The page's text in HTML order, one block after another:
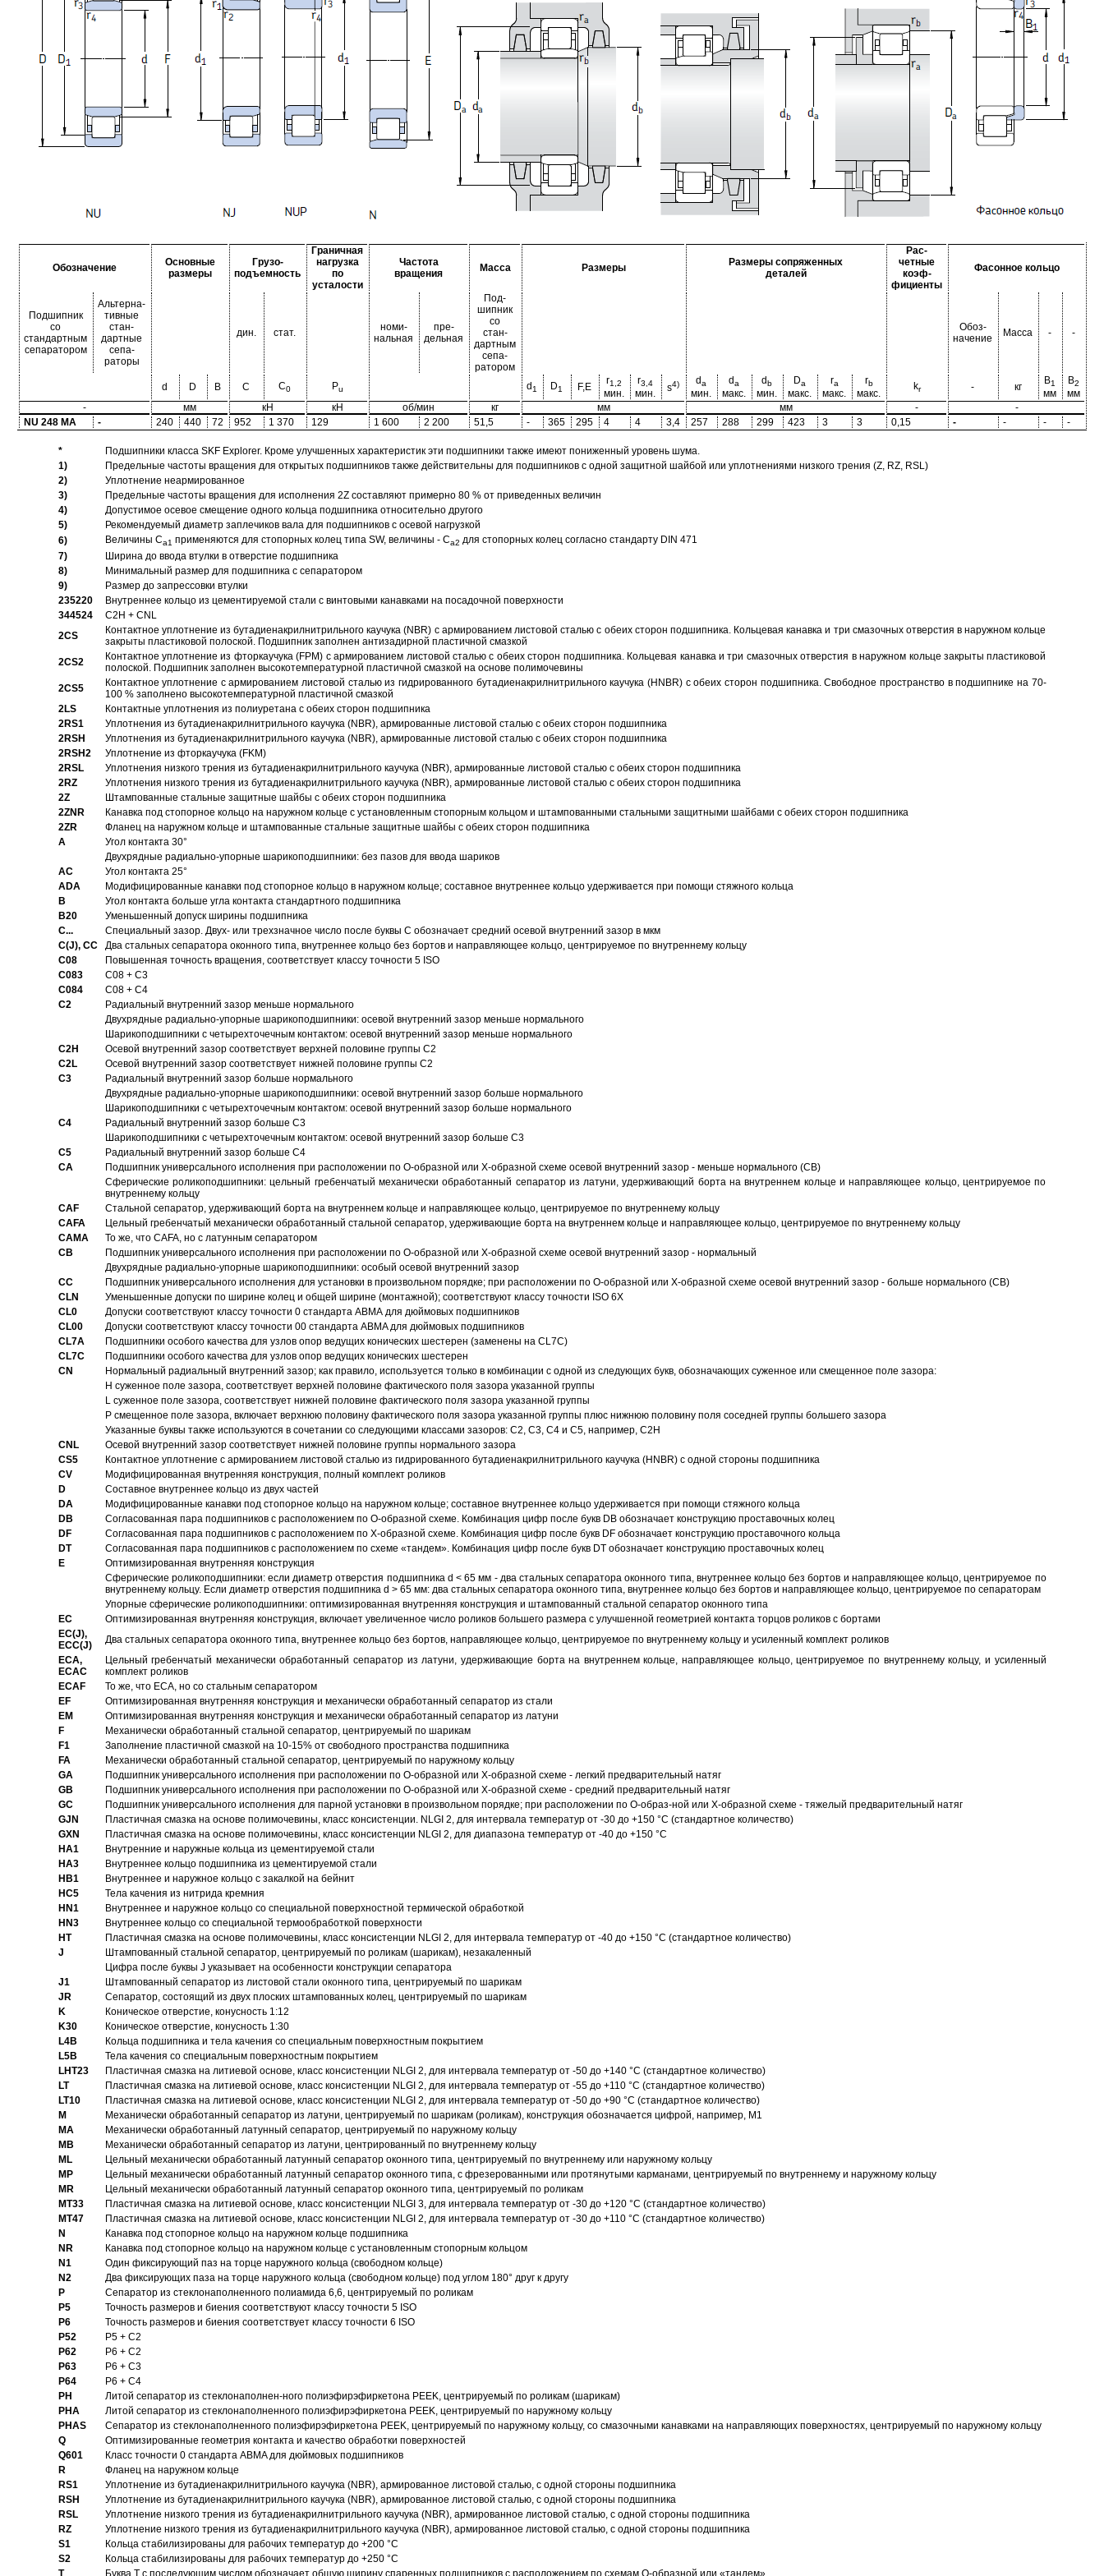
Обозначение
Основные
размеры
Грузо-
подъемность
Граничная
нагрузка
по
усталости
Частота
вращения
Масса Размеры
Размеры сопряженных
деталей
Рас-
четные
коэф-
фициенты
Фасонное кольцо
Подшипник
со
стандартным
сепаратором
Альтерна-
тивные
стан-
дартные
сепа-
раторы
дин. стат.
номи-
нальная
пре-
дельная
Под-
шипник
со
стан-
дартным
сепа-
ратором
Обоз-
начение
Масса - -
d D B C C0 Pu d1 D1 F,E
r1,2
мин.
r3,4
мин.
s4) da
мин.
da
макс.
d b
мин.
Da
макс.
ra
макс.
rb
макс.
kr - кг
B1
мм
B2
мм
-
мм кН кН об/мин кг мм мм -
-
NU 248 MA
- 240 440 72 952 1 370 129 1 600 2 200 51,5 - 365 295 4 4 3,4 257 288 299 423 3 3 0,15 - - - -
*
Подшипники класса SKF Explorer. Кроме улучшенных характеристик эти подшипники также имеют пониженный уровень шума.
1)
Предельные частоты вращения для открытых подшипников также действительны для подшипников с одной защитной шайбой или уплотнениями низкого трения (Z, RZ, RSL)
2)
Уплотнение неармированное
3)
Предельные частоты вращения для исполнения 2Z составляют примерно 80 % от приведенных величин
4)
Допустимое осевое смещение одного кольца подшипника относительно другого
5)
Рекомендуемый диаметр заплечиков вала для подшипников с осевой нагрузкой
6)
Величины Ca1 применяются для стопорных колец типа SW, величины - Ca2 для стопорных колец согласно стандарту DIN 471
7)
Ширина до ввода втулки в отверстие подшипника
8)
Минимальный размер для подшипника с сепаратором
9)
Размер до запрессовки втулки
235220
Внутреннее кольцо из цементируемой стали с винтовыми канавками на посадочной поверхности
344524
C2H + CNL
2CS
Контактное уплотнение из бутадиенакрилнитрильного каучука (NBR) с армированием листовой сталью с обеих сторон подшипника. Кольцевая канавка и три смазочных отверстия в наружном кольце
закрыты пластиковой полоской. Подшипник заполнен антизадирной пластичной смазкой
2CS2
Контактное уплотнение из фторкаучука (FPM) с армированием листовой сталью с обеих сторон подшипника. Кольцевая канавка и три смазочных отверстия в наружном кольце закрыты пластиковой
полоской. Подшипник заполнен высокотемпературной пластичной смазкой на основе полимочевины
2CS5
Контактное уплотнение с армированием листовой сталью из гидрированного бутадиенакрилнитрильного каучука (HNBR) с обеих сторон подшипника. Свободное пространство в подшипнике на 70-
100 % заполнено высокотемпературной пластичной смазкой
2LS
Контактные уплотнения из полиуретана с обеих сторон подшипника
2RS1
Уплотнения из бутадиенакрилнитрильного каучука (NBR), армированные листовой сталью с обеих сторон подшипника
2RSH
Уплотнения из бутадиенакрилнитрильного каучука (NBR), армированные листовой сталью с обеих сторон подшипника
2RSH2
Уплотнение из фторкаучука (FKM)
2RSL
Уплотнения низкого трения из бутадиенакрилнитрильного каучука (NBR), армированные листовой сталью с обеих сторон подшипника
2RZ
Уплотнения низкого трения из бутадиенакрилнитрильного каучука (NBR), армированные листовой сталью с обеих сторон подшипника
2Z
Штампованные стальные защитные шайбы с обеих сторон подшипника
2ZNR
Канавка под стопорное кольцо на наружном кольце с установленным стопорным кольцом и штампованными стальными защитными шайбами с обеих сторон подшипника
2ZR
Фланец на наружном кольце и штампованные стальные защитные шайбы с обеих сторон подшипника
A
Угол контакта 30°
Двухрядные радиально-упорные шарикоподшипники: без пазов для ввода шариков
AC
Угол контакта 25°
ADA
Модифицированные канавки под стопорное кольцо в наружном кольце; составное внутреннее кольцо удерживается при помощи стяжного кольца
B
Угол контакта больше угла контакта стандартного подшипника
B20
Уменьшенный допуск ширины подшипника
C...
Специальный зазор. Двух- или трехзначное число после буквы С обозначает средний осевой внутренний зазор в мкм
C(J), CC
Два стальных сепаратора оконного типа, внутреннее кольцо без бортов и направляющее кольцо, центрируемое по внутреннему кольцу
C08
Повышенная точность вращения, соответствует классу точности 5 ISO
C083
C08 + C3
C084
C08 + C4
C2
Pадиальный внутренний зазор меньше нормального
Двухрядные радиально-упорные шарикоподшипники: осевой внутренний зазор меньше нормального
Шарикоподшипники с четырехточечным контактом: осевой внутренний зазор меньше нормального
C2H
Осевой внутренний зазор соответствует верхней половине группы C2
C2L
Осевой внутренний зазор соответствует нижней половине группы C2
C3
Pадиальный внутренний зазор больше нормального
Двухрядные радиально-упорные шарикоподшипники: осевой внутренний зазор больше нормального
Шарикоподшипники с четырехточечным контактом: осевой внутренний зазор больше нормального
C4
Pадиальный внутренний зазор больше C3
Шарикоподшипники с четырехточечным контактом: осевой внутренний зазор больше C3
C5
Pадиальный внутренний зазор больше C4
CA
Подшипник универсального исполнения при расположении по О-образной или Х-образной схеме осевой внутренний зазор - меньше нормального (CB)
Сферические роликоподшипники: цельный гребенчатый механически обработанный сепаратор из латуни, удерживающий борта на внутреннем кольце и направляющее кольцо, центрируемое по
внутреннему кольцу
CAF
Стальной сепаратор, удерживающий борта на внутреннем кольце и направляющее кольцо, центрируемое по внутреннему кольцу
CAFA
Цельный гребенчатый механически обработанный стальной сепаратор, удерживающие борта на внутреннем кольце и направляющее кольцо, центрируемое по внутреннему кольцу
CAMA
То же, что CAFA, но с латунным сепаратором
CB
Подшипник универсального исполнения при расположении по О-образной или Х-образной схеме осевой внутренний зазор - нормальный
Двухрядные радиально-упорные шарикоподшипники: особый осевой внутренний зазор
CC
Подшипник универсального исполнения для установки в произвольном порядке; при расположении по О-образной или Х-образной схеме осевой внутренний зазор - больше нормального (CB)
CLN
Уменьшенные допуски по ширине колец и общей ширине (монтажной); соответствуют классу точности ISO 6X
CL0
Допуски соответствуют классу точности 0 стандарта АВМА для дюймовых подшипников
CL00
Допуски соответствуют классу точности 00 стандарта ABMA для дюймовых подшипников
CL7A
Подшипники особого качества для узлов опор ведущих конических шестерен (заменены на CL7C)
CL7C
Подшипники особого качества для узлов опор ведущих конических шестерен
CN
Hормальный радиальный внутренний зазор; как правило, используется только в комбинации с одной из следующих букв, обозначающих суженное или смещенное поле зазора:
H суженное поле зазора, соответствует верхней половине фактического поля зазора указанной группы
L суженное поле зазора, соответствует нижней половине фактического поля зазора указанной группы
P смещенное поле зазора, включает верхнюю половину фактического поля зазора указанной группы плюс нижнюю половину поля соседней группы большего зазора
Указанные буквы также используются в сочетании со следующими классами зазоров: С2, C3, С4 и С5, например, С2Н
CNL
Осевой внутренний зазор соответствует нижней половине группы нормального зазора
CS5
Контактное уплотнение с армированием листовой сталью из гидрированного бутадиенакрилнитрильного каучука (HNBR) с одной стороны подшипника
CV
Модифицированная внутренняя конструкция, полный комплект роликов
D
Составное внутреннее кольцо из двух частей
DA
Модифицированные канавки под стопорное кольцо на наружном кольце; составное внутреннее кольцо удерживается при помощи стяжного кольца
DB
Согласованная пара подшипников с расположением по О-образной схеме. Комбинация цифр после букв DB обозначает конструкцию проставочных колец
DF
Согласованная пара подшипников с расположением по Х-образной схеме. Комбинация цифр после букв DF обозначает конструкцию проставочного кольца
DT
Согласованная пара подшипников с расположением по схеме «тандем». Комбинация цифр после букв DT обозначает конструкцию проставочных колец
E
Оптимизированная внутренняя конструкция
Сферические роликоподшипники: если диаметр отверстия подшипника d < 65 мм - два стальных сепаратора оконного типа, внутреннее кольцо без бортов и направляющее кольцо, центрируемое по
внутреннему кольцу. Если диаметр отверстия подшипника d > 65 мм: два стальных сепаратора оконного типа, внутреннее кольцо без бортов и направляющее кольцо, центрируемое по сепараторам
Упорные сферические роликоподшипники: оптимизированная внутренняя конструкция и штампованный стальной сепаратор оконного типа
EC
Oптимизированная внутренняя конструкция, включает увеличенное число роликов большего размера с улучшенной геометрией контакта торцов роликов с бортами
EC(J),
ECC(J)
Два стальных сепаратора оконного типа, внутреннее кольцо без бортов, направляющее кольцо, центрируемое по внутреннему кольцу и усиленный комплект роликов
ECA,
ECAC
Цельный гребенчатый механически обработанный сепаратор из латуни, удерживающие борта на внутреннем кольце, направляющее кольцо, центрируемое по внутреннему кольцу, и усиленный
комплект роликов
ECAF
То же, что ECA, но со стальным сепаратором
EF
Оптимизированная внутренняя конструкция и механически обработанный сепаратор из стали
EM
Оптимизированная внутренняя конструкция и механически обработанный сепаратор из латуни
F
Механически обработанный стальной сепаратор, центрируемый по шарикам
F1
Заполнение пластичной смазкой на 10-15% от свободного пространства подшипника
FA
Механически обработанный стальной сепаратор, центрируемый по наружному кольцу
GA
Подшипник универсального исполнения при расположении по О-образной или Х-образной схеме - легкий предварительный натяг
GB
Подшипник универсального исполнения при расположении по О-образной или Х-образной схеме - средний предварительный натяг
GC
Подшипник универсального исполнения для парной установки в произвольном порядке; при расположении по О-образ-ной или Х-образной схеме - тяжелый предварительный натяг
GJN
Пластичная смазка на основе полимочевины, класс консистенции. NLGI 2, для интервала температур от -30 до +150 °C (стандартное количество)
GXN
Пластичная смазка на основе полимочевины, класс консистенции NLGI 2, для диапазона температур от -40 до +150 °C
HA1
Внутренние и наружные кольца из цементируемой стали
HA3
Bнутреннее кольцо подшипника из цементируемой стали
HB1
Bнутреннее и наружное кольцо с закалкой на бейнит
HC5
Тела качения из нитрида кремния
HN1
Bнутреннее и наружное кольцо со специальной поверхностной термической обработкой
HN3
Внутреннее кольцо со специальной термообработкой поверхности
HT
Пластичная смазка на основе полимочевины, класс консистенции NLGI 2, для интервала температур от -40 до +150 °C (стандартное количество)
J
Штампованный стальной сепаратор, центрируемый по роликам (шарикам), незакаленный
Цифра после буквы J указывает на особенности конструкции сепаратора
J1
Штампованный сепаратор из листовой стали оконного типа, центрируемый по шарикам
JR
Сепаратор, состоящий из двух плоских штампованных колец, центрируемый по шарикам
K
Коническое отверстие, конусность 1:12
K30
Коническое отверстие, конусность 1:30
L4B
Кольца подшипника и тела качения со специальным поверхностным покрытием
L5B
Тела качения со специальным поверхностным покрытием
LHT23
Пластичная смазка на литиевой основе, класс консистенции NLGI 2, для интервала температур от -50 до +140 °C (стандартное количество)
LT
Пластичная смазка на литиевой основе, класс консистенции NLGI 2, для интервала температур от -55 до +110 °C (стандартное количество)
LT10
Пластичная смазка на литиевой основе, класс консистенции NLGI 2, для интервала температур от -50 до +90 °C (стандартное количество)
M
Механически обработанный сепаратор из латуни, центрируемый по шарикам (роликам), конструкция обозначается цифрой, например, M1
MA
Механически обработанный латунный сепаратор, центрируемый по наружному кольцу
MB
Механически обработанный сепаратор из латуни, центрированный по внутреннему кольцу
ML
Цельный механически обработанный латунный сепаратор оконного типа, центрируемый по внутреннему или наружному кольцу
MP
Цельный механически обработанный латунный сепаратор оконного типа, с фрезерованными или протянутыми карманами, центрируемый по внутреннему и наружному кольцу
MR
Цельный механически обработанный латунный сепаратор оконного типа, центрируемый по роликам
MT33
Пластичная смазка на литиевой основе, класс консистенции NLGI 3, для интервала температур от -30 до +120 °C (стандартное количество)
MT47
Пластичная смазка на литиевой основе, класс консистенции NLGI 2, для интервала температур от -30 до +110 °C (стандартное количество)
N
Канавка под стопорное кольцо на наружном кольце подшипника
NR
Канавка под стопорное кольцо на наружном кольце с установленным стопорным кольцом
N1
Один фиксирующий паз на торце наружного кольца (свободном кольце)
N2
Два фиксирующих паза на торце наружного кольца (свободном кольце) под углом 180° друг к другу
P
Cепаратор из стеклонаполненного полиамида 6,6, центрируемый по роликам
P5
Точность размеров и биения соответствуют классу точности 5 ISO
P6
Точность размеров и биения соответствует классу точности 6 ISO
P52
P5 + C2
P62
P6 + C2
P63
P6 + C3
P64
P6 + C4
PH
Литой сепаратор из стеклонаполнен-ного полиэфирэфиркетона PEEK, центрируемый по роликам (шарикам)
PHA
Литой сепаратор из стеклонаполненного полиэфирэфиркетона PEEK, центрируемый по наружному кольцу
PHAS
Сепаратор из стеклонаполненного полиэфирэфиркетона PEEK, центрируемый по наружному кольцу, со смазочными канавками на направляющих поверхностях, центрируемый по наружному кольцу
Q
Оптимизированные геометрия контакта и качество обработки поверхностей
Q601
Класс точности 0 стандарта ABMA для дюймовых подшипников
R
Фланец на наружном кольце
RS1
Уплотнение из бутадиенакрилнитрильного каучука (NBR), армированное листовой сталью, с одной стороны подшипника
RSH
Уплотнение из бутадиенакрилнитрильного каучука (NBR), армированное листовой сталью, с одной стороны подшипника
RSL
Уплотнение низкого трения из бутадиенакрилнитрильного каучука (NBR), армированное листовой сталью, с одной стороны подшипника
RZ
Уплотнение низкого трения из бутадиенакрилнитрильного каучука (NBR), армированное листовой сталью, с одной стороны подшипника
S1
Кольца стабилизированы для рабочих температур до +200 °C
S2
Кольца стабилизированы для рабочих температур до +250 °C
T
Буква T с последующим числом обозначает общую ширину спаренных подшипников с расположением по схемам О-образной или «тандем»